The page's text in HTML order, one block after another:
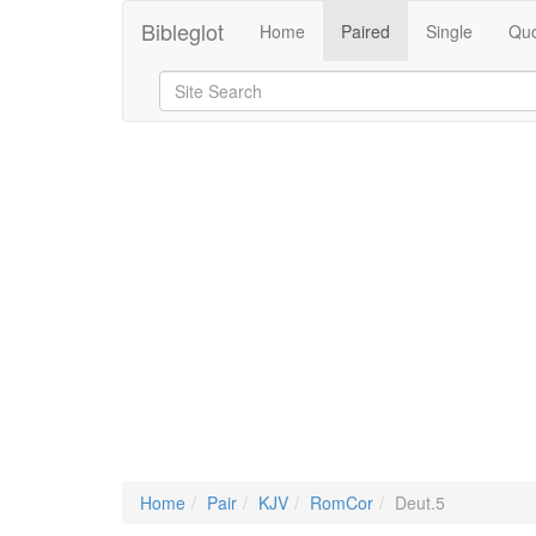
Bibleglot Home Paired Single
Home Pair KJV RomCor Deut.5